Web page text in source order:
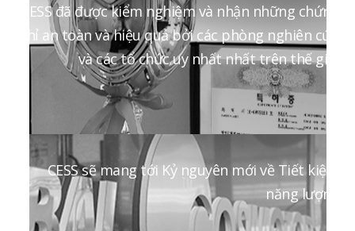
CESS đã được kiểm nghiệm và nhận những chứng
chỉ an toàn và hiệu quả bởi các phòng nghiên cứu
và các tổ chức uy nhất nhất trên thế giới
CESS sẽ mang tới Kỷ nguyên mới về Tiết kiệm
năng lượng